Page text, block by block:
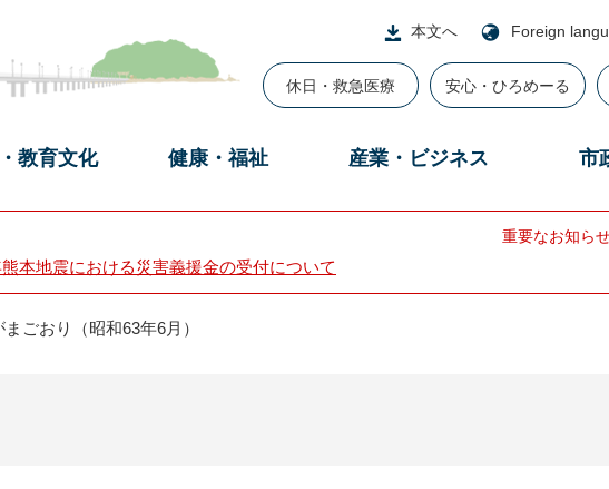
本文へ Foreign
休日・救急医療 安心・ひろめーる
教育文化 健康・福祉 産業・ビジネス 市
本地震における災害義援金の受付について
重要なお知ら
まごおり（昭和63年6月）